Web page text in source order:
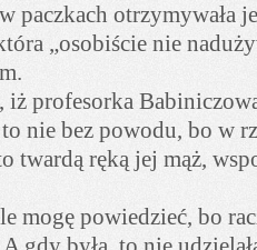
paczkach otrzymywała
„osobiście nie
iż profesorka
nie bez powodu, bo w
twardą ręką jej mąż,
mogę powiedzieć, bo